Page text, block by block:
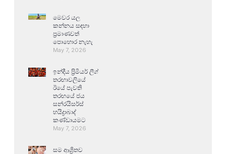
මෙවර යල
කන්නය සඳහා
ප්‍රමාණවත්
පොහොර නැහැ
May 7, 2026
ඉන්දීය ප්‍රිමියර් ලීග්
තරඟාවලියේ
ඊයේ පැවති
තරඟයේ ජය
සන්රයිසර්ස්
හයිද්‍රාබාද්
කණ්ඩායමට
May 7, 2026
සම ආශ්‍රිතව